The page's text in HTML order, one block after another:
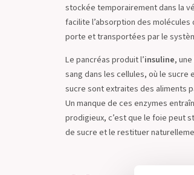
stockée temporairement dans la
facilite l’absorption des
porte et transportées par le
Le pancréas produit l’insuline,
sang dans les cellules, où le sucre
sucre sont extraites des aliments
Un manque de ces enzymes
prodigieux, c’est que le foie peut
de sucre et le restituer